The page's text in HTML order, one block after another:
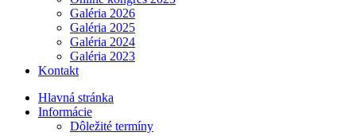
Galéria 2026
Galéria 2025
Galéria 2024
Galéria 2023
Kontakt
Hlavná stránka
Informácie
Dôležité termíny